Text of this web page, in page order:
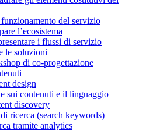
del servizio
l’ecosistema
i flussi di servizio
le soluzioni
di co-progettazione
design
sui contenuti e il linguaggio
discovery
ricerca (search keywords)
tramite analytics